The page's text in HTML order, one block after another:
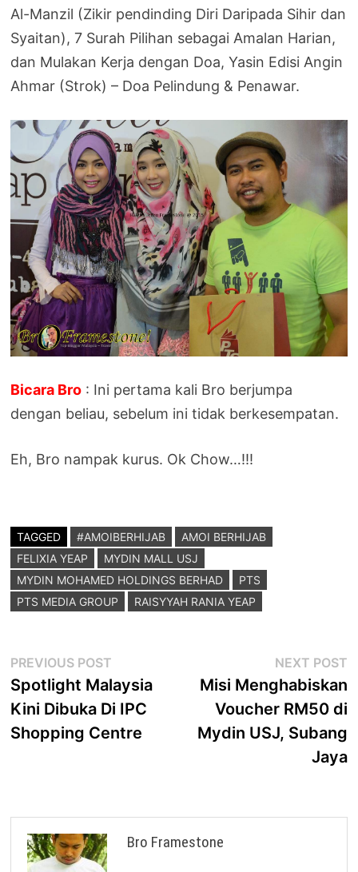
Al-Manzil (Zikir pendinding Diri Daripada Sihir dan
Syaitan), 7 Surah Pilihan sebagai Amalan Harian,
dan Mulakan Kerja dengan Doa, Yasin Edisi Angin
Ahmar (Strok) – Doa Pelindung & Penawar.
Bicara Bro : Ini pertama kali Bro berjumpa
dengan beliau, sebelum ini tidak berkesempatan.
Eh, Bro nampak kurus. Ok Chow…!!!
TAGGED #AMOIBERHIJAB
AMOI BERHIJAB
FELIXIA YEAP
MYDIN MALL USJ
MYDIN MOHAMED HOLDINGS BERHAD
PTS
PTS MEDIA GROUP
RAISYYAH RANIA YEAP
Post
navigation
PREVIOUS POST
post:
Spotlight Malaysia
Kini Dibuka Di IPC
Shopping Centre
NEXT POST
Misi Menghabiskan
Voucher RM50 di
Mydin USJ, Subang
Jaya
Bro Framestone